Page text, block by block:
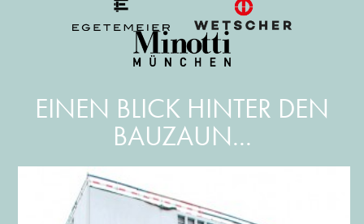
EINEN BLICK HINTER DEN
BAUZAUN...